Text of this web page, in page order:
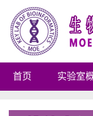
首页 实验室